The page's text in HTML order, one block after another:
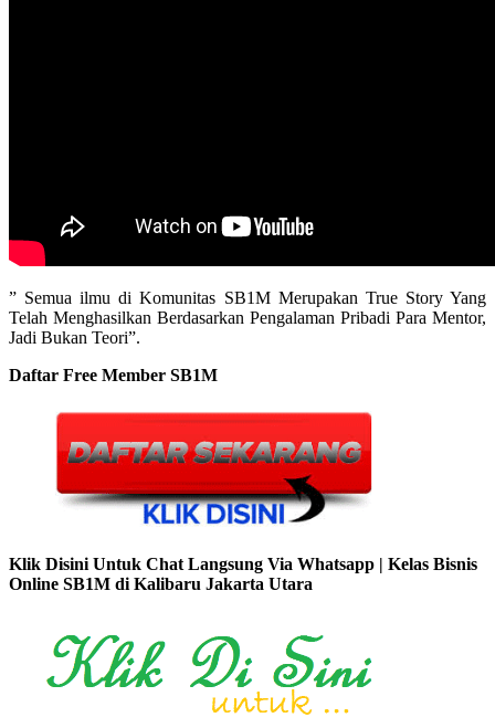
” Semua ilmu di Komunitas SB1M Merupakan True Story Yang
Telah Menghasilkan Berdasarkan Pengalaman Pribadi Para Mentor,
Jadi Bukan Teori”.
Daftar Free Member SB1M
Klik Disini Untuk Chat Langsung Via Whatsapp | Kelas Bisnis
Online SB1M di Kalibaru Jakarta Utara